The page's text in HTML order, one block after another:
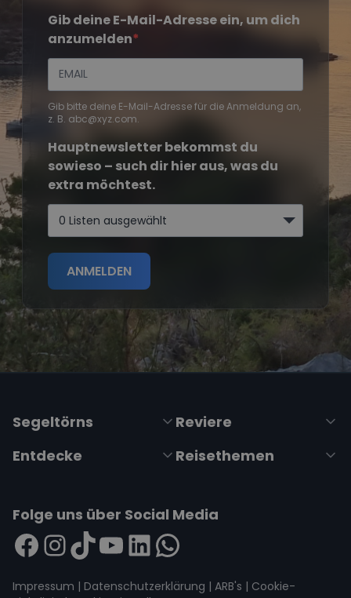
Gib deine E-Mail-Adresse ein, um dich
anzumelden
Gib bitte deine E-Mail-Adresse für die Anmeldung an,
z. B. abc@xyz.com.
Hauptnewsletter bekommst du
sowieso – such dir hier aus, was du
extra möchtest.
0 Listen ausgewählt
ANMELDEN
Segeltörns
Reviere
Entdecke
Reisethemen
Folge uns über Social Media
Impressum | Datenschutzerklärung | ARB's | Cookie-